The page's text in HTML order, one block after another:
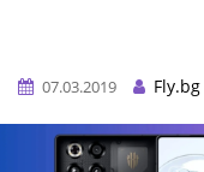
07.03.2019
Fly.bg